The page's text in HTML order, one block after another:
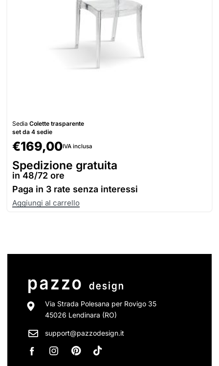
Sedia Colette trasparente
set da 4 sedie
€169,00IVA inclusa
Spedizione gratuita
in 48/72 ore
Paga in 3 rate senza interessi
Aggiungi al carrello
Via Strada Polesana per Rovigo 35
45026 Lendinara (RO)
support@pazzodesign.it